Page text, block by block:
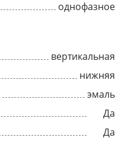
однофазное
вертикальная
нижняя
эмаль
Да
Да